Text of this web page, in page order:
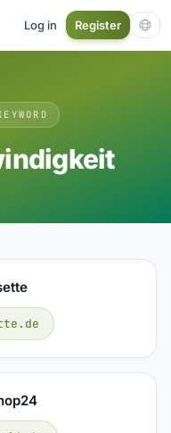
Log in Register